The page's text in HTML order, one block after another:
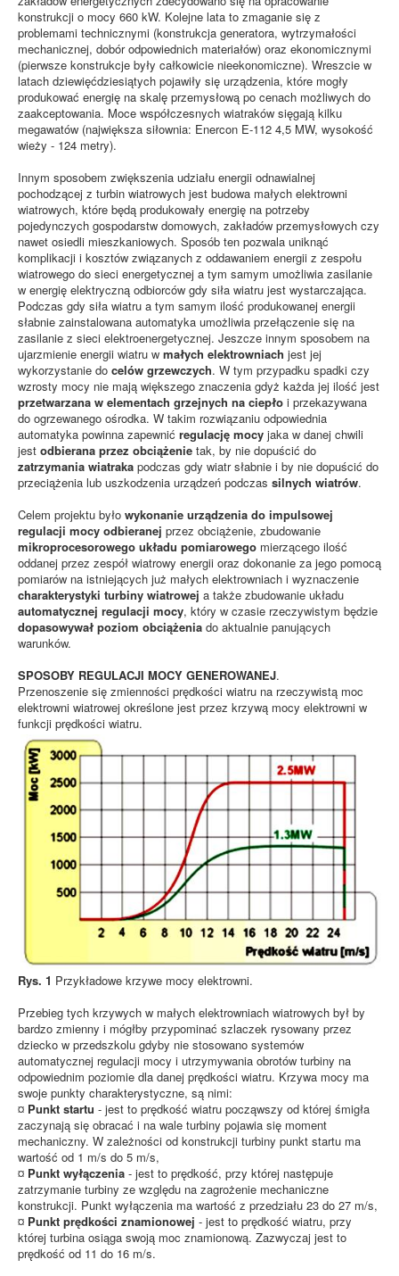
konstrukcji o mocy 660 kW. Kolejne lata to zmaganie się z
problemami technicznymi (konstrukcja generatora, wytrzymałości
mechanicznej, dobór odpowiednich materiałów) oraz ekonomicznymi
(pierwsze konstrukcje były całkowicie nieekonomiczne). Wreszcie w
latach dziewięćdziesiątych pojawiły się urządzenia, które mogły
produkować energię na skalę przemysłową po cenach możliwych do
zaakceptowania. Moce współczesnych wiatraków sięgają kilku
megawatów (największa siłownia: Enercon E-112 4,5 MW, wysokość
wieży - 124 metry).
Innym sposobem zwiększenia udziału energii odnawialnej
pochodzącej z turbin wiatrowych jest budowa małych elektrowni
wiatrowych, które będą produkowały energię na potrzeby
pojedynczych gospodarstw domowych, zakładów przemysłowych czy
nawet osiedli mieszkaniowych. Sposób ten pozwala uniknąć
komplikacji i kosztów związanych z oddawaniem energii z zespołu
wiatrowego do sieci energetycznej a tym samym umożliwia zasilanie
w energię elektryczną odbiorców gdy siła wiatru jest wystarczająca.
Podczas gdy siła wiatru a tym samym ilość produkowanej energii
słabnie zainstalowana automatyka umożliwia przełączenie się na
zasilanie z sieci elektroenergetycznej. Jeszcze innym sposobem na
ujarzmienie energii wiatru w małych elektrowniach jest jej
wykorzystanie do celów grzewczych. W tym przypadku spadki czy
wzrosty mocy nie mają większego znaczenia gdyż każda jej ilość jest
przetwarzana w elementach grzejnych na ciepło i przekazywana
do ogrzewanego ośrodka. W takim rozwiązaniu odpowiednia
automatyka powinna zapewnić regulację mocy jaka w danej chwili
jest odbierana przez obciążenie tak, by nie dopuścić do
zatrzymania wiatraka podczas gdy wiatr słabnie i by nie dopuścić do
przeciążenia lub uszkodzenia urządzeń podczas silnych wiatrów.
Celem projektu było wykonanie urządzenia do impulsowej
regulacji mocy odbieranej przez obciążenie, zbudowanie
mikroprocesorowego układu pomiarowego mierzącego ilość
oddanej przez zespół wiatrowy energii oraz dokonanie za jego pomocą
pomiarów na istniejących już małych elektrowniach i wyznaczenie
charakterystyki turbiny wiatrowej a także zbudowanie układu
automatycznej regulacji mocy, który w czasie rzeczywistym będzie
dopasowywał poziom obciążenia do aktualnie panujących
warunków.
SPOSOBY REGULACJI MOCY GENEROWANEJ.
Przenoszenie się zmienności prędkości wiatru na rzeczywistą moc
elektrowni wiatrowej określone jest przez krzywą mocy elektrowni w
funkcji prędkości wiatru.
Rys. 1 Przykładowe krzywe mocy elektrowni.
Przebieg tych krzywych w małych elektrowniach wiatrowych był by
bardzo zmienny i mógłby przypominać szlaczek rysowany przez
dziecko w przedszkolu gdyby nie stosowano systemów
automatycznej regulacji mocy i utrzymywania obrotów turbiny na
odpowiednim poziomie dla danej prędkości wiatru. Krzywa mocy ma
swoje punkty charakterystyczne, są nimi:
¤ Punkt startu - jest to prędkość wiatru począwszy od której śmigła
zaczynają się obracać i na wale turbiny pojawia się moment
mechaniczny. W zależności od konstrukcji turbiny punkt startu ma
wartość od 1 m/s do 5 m/s,
¤ Punkt wyłączenia - jest to prędkość, przy której następuje
zatrzymanie turbiny ze względu na zagrożenie mechaniczne
konstrukcji. Punkt wyłączenia ma wartość z przedziału 23 do 27 m/s,
¤ Punkt prędkości znamionowej - jest to prędkość wiatru, przy
której turbina osiąga swoją moc znamionową. Zazwyczaj jest to
prędkość od 11 do 16 m/s.